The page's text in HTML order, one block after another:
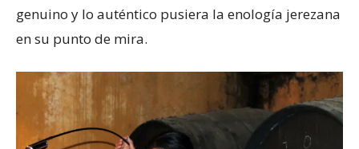
genuino y lo auténtico pusiera la enología jerezana
en su punto de mira.